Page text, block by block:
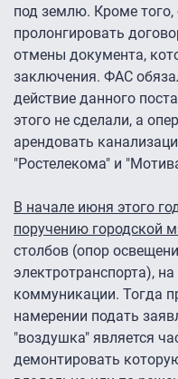
под землю. Кроме
пролонгировать
отмены документа,
заключения. ФАС
действие данного
этого не сделали, а
арендовать
"Ростелекома" и
В начале июня этого
поручению городской
столбов (опор
электротранспорта),
коммуникации. Тогда
намерении подать
"воздушка" является
демонтировать